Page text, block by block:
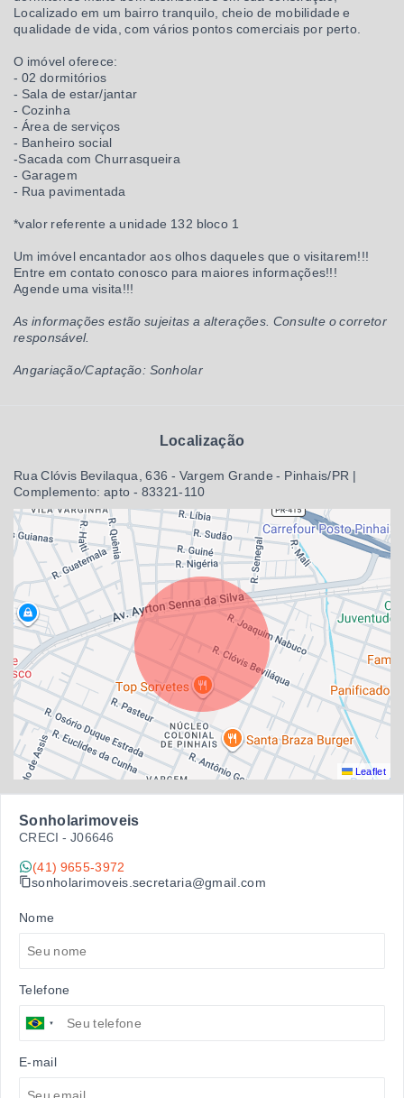
Localizado em um bairro tranquilo, cheio de mobilidade e
qualidade de vida, com vários pontos comerciais por perto.
O imóvel oferece:
- 02 dormitórios
- Sala de estar/jantar
- Cozinha
- Área de serviços
- Banheiro social
-Sacada com Churrasqueira
- Garagem
- Rua pavimentada
*valor referente a unidade 132 bloco 1
Um imóvel encantador aos olhos daqueles que o visitarem!!!
Entre em contato conosco para maiores informações!!!
Agende uma visita!!!
As informações estão sujeitas a alterações. Consulte o corretor
responsável.
Angariação/Captação: Sonholar
Localização
Rua Clóvis Bevilaqua, 636 - Vargem Grande - Pinhais/PR |
Complemento: apto - 83321-110
Leaflet
Sonholarimoveis
CRECI - J06646
(41) 9655-3972
sonholarimoveis.secretaria@gmail.com
Nome
Telefone
E-mail